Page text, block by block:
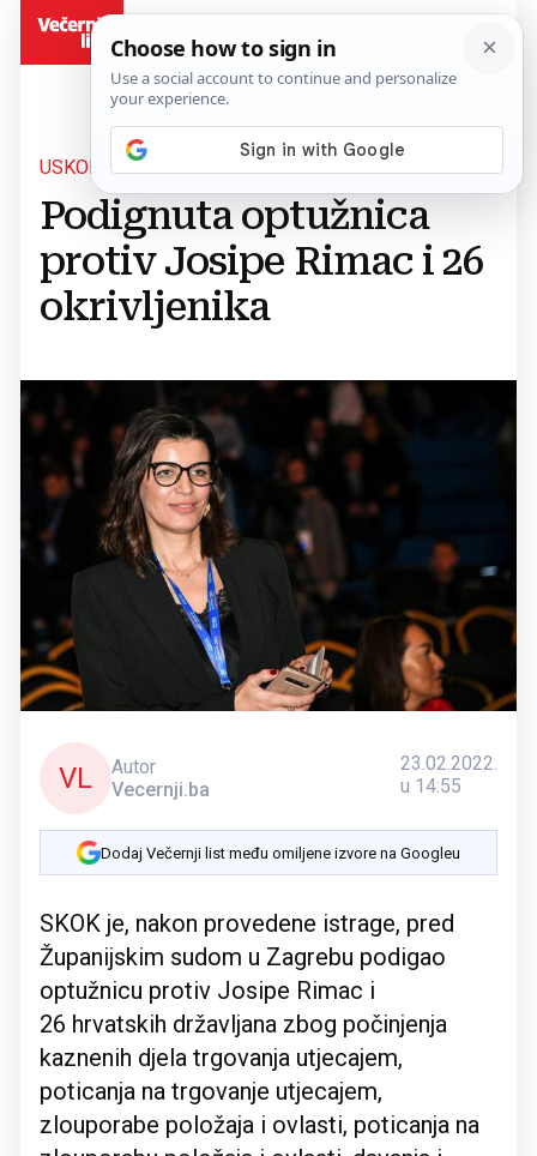
USKOK OBJAVIO PRIOPĆENJE
Podignuta optužnica
protiv Josipe Rimac i 26
okrivljenika
VL
Autor
Vecernji.ba
23.02.2022.
u 14:55
Dodaj Večernji list među omiljene izvore na Googleu
SKOK je, nakon provedene istrage, pred
Županijskim sudom u Zagrebu podigao
optužnicu protiv Josipe Rimac i
26 hrvatskih državljana zbog počinjenja
kaznenih djela trgovanja utjecajem,
poticanja na trgovanje utjecajem,
zlouporabe položaja i ovlasti, poticanja na